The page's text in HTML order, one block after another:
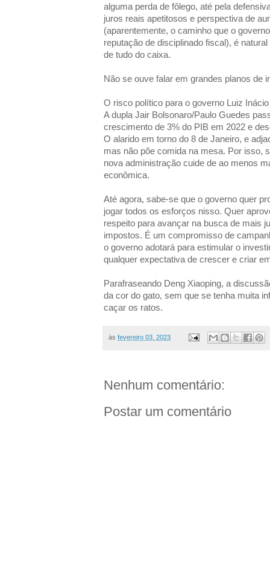
alguma perda de fôlego, até pela
juros reais apetitosos e perspectiva de
(aparentemente, o caminho que o
reputação de disciplinado fiscal), é
de tudo do caixa.
Não se ouve falar em grandes planos de
O risco político para o governo Luiz
A dupla Jair Bolsonaro/Paulo Guedes
crescimento de 3% do PIB em 2022 e
O alarido em torno do 8 de Janeiro, e
mas não põe comida na mesa. Por isso,
nova administração cuide de ao menos
econômica.
Até agora, sabe-se que o governo quer
jogar todos os esforços nisso. Quer
respeito para avançar na busca de mais
impostos. É um compromisso de
o governo adotará para estimular o
qualquer expectativa de crescer e criar
Parafraseando Deng Xiaoping, a
da cor do gato, sem que se tenha muita
caçar os ratos.
às fevereiro 03, 2023
Nenhum comentário:
Postar um comentário